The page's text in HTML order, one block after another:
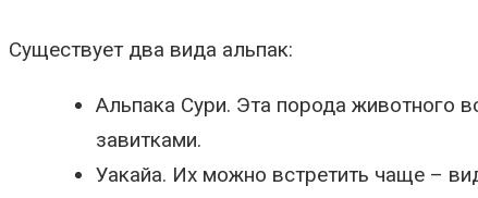
Существует два вида альпак:
Альпака Сури. Эта порода животного
завитками.
Уакайа. Их можно встретить чаще –